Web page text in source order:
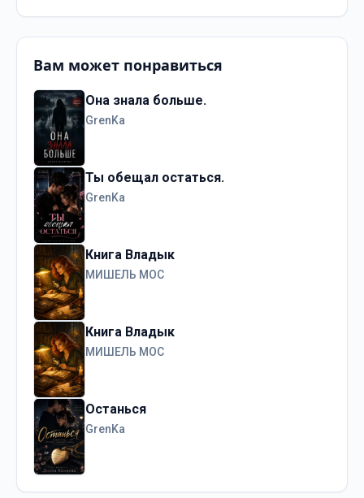
Вам может понравиться
Она знала больше.
GrenKa
Ты обещал остаться.
GrenKa
Книга Владык
МИШЕЛЬ МОС
Книга Владык
МИШЕЛЬ МОС
Останься
GrenKa